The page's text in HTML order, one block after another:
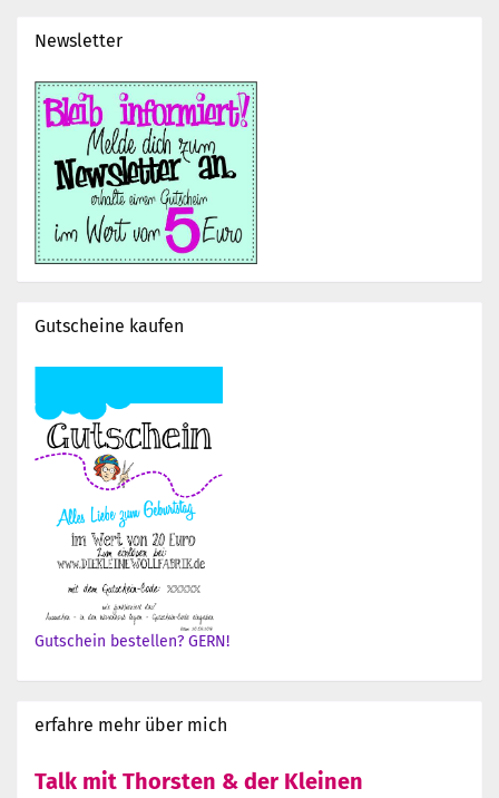
Newsletter
Gutscheine kaufen
Gutschein bestellen? GERN!
erfahre mehr über mich
Talk mit Thorsten & der Kleinen